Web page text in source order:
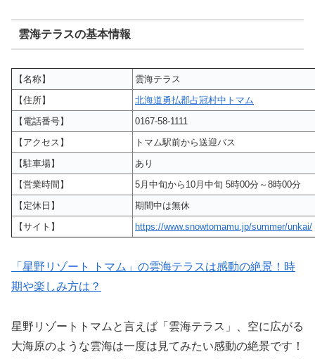
雲海テラスの基本情報
【名称】
雲海テラス
【住所】
北海道勇払郡占冠村中トマム
【電話番号】
0167-58-1111
【アクセス】
トマム駅前から送迎バス
【駐車場】
あり
【営業時間】
5月中旬から10月中旬 5時00分～8時00分
【定休日】
期間中は無休
【サイト】
https://www.snowtomamu.jp/summer/unkai/
「星野リゾート トマム」の雲海テラスは感動の絶景！時
期や楽しみ方は？
星野リゾートトマムと言えば「雲海テラス」、空に広がる
大海原のような雲海は一度は見てみたい感動の絶景です！